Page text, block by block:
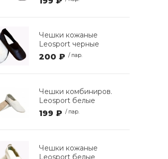
Чешки кожаные
Leosport черные
200 ₽ / пар.
Чешки комбиниров.
Leosport белые
199 ₽ / пар.
Чешки кожаные
Leosport белые